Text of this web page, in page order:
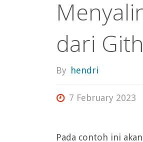
dari
By hendri
7 February 2023
Pada contoh ini